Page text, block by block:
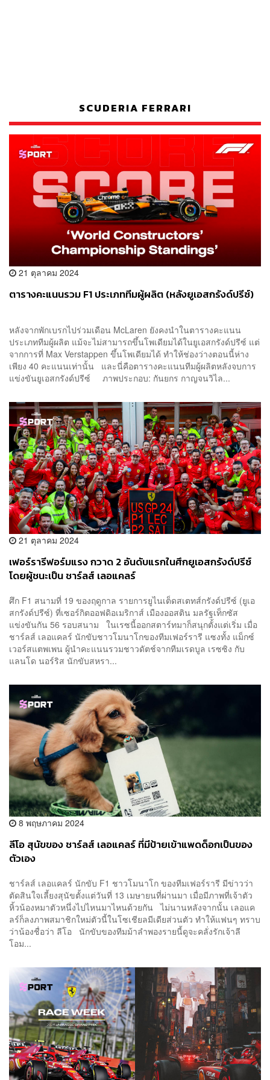
SCUDERIA FERRARI
21 ตุลาคม 2024
ตารางคะแนนรวม F1 ประเภททีมผู้ผลิต (หลังยูเอสกรังด์ปรีซ์)
หลังจากพักเบรกไปร่วมเดือน McLaren ยังคงนำในตารางคะแนน
ประเภททีมผู้ผลิต แม้จะไม่สามารถขึ้นโพเดียมได้ในยูเอสกรังด์ปรีซ์ แต่
จากการที่ Max Verstappen ขึ้นโพเดียมได้ ทำให้ช่องว่างตอนนี้ห่าง
เพียง 40 คะแนนเท่านั้น และนี่คือตารางคะแนนทีมผู้ผลิตหลังจบการ
แข่งขันยูเอสกรังด์ปรีซ์ ภาพประกอบ: กันยกร กาญจนวิไล...
21 ตุลาคม 2024
เฟอร์รารีฟอร์มแรง กวาด 2 อันดับแรกในศึกยูเอสกรังด์ปรีซ์
โดยผู้ชนะเป็น ชาร์ลส์ เลอแคลร์
ศึก F1 สนามที่ 19 ของฤดูกาล รายการยูไนเต็ดสเตทส์กรังด์ปรีซ์ (ยูเอ
สกรังด์ปรีซ์) ที่เซอร์กิตออฟดิอเมริกาส์ เมืองออสติน มลรัฐเท็กซัส
แข่งขันกัน 56 รอบสนาม ในเรซนี้ออกสตาร์ทมาก็สนุกตั้งแต่เริ่ม เมื่อ
ชาร์ลส์ เลอแคลร์ นักขับชาวโมนาโกของทีมเฟอร์รารี แซงทั้ง แม็กซ์
เวอร์สแตพเพน ผู้นำคะแนนรวมชาวดัตช์จากทีมเรดบูล เรซซิง กับ
แลนโด นอร์ริส นักขับสหรา...
8 พฤษภาคม 2024
ลีโอ สุนัขของ ชาร์ลส์ เลอแคลร์ ที่มีป้ายเข้าแพดด็อกเป็นของ
ตัวเอง
ชาร์ลส์ เลอแคลร์ นักขับ F1 ชาวโมนาโก ของทีมเฟอร์รารี มีข่าวว่า
ตัดสินใจเลี้ยงสุนัขตั้งแต่วันที่ 13 เมษายนที่ผ่านมา เมื่อมีภาพที่เจ้าตัว
หิ้วน้องหมาตัวหนึ่งไปไหนมาไหนด้วยกัน ไม่นานหลังจากนั้น เลอแค
ลร์ก็ลงภาพสมาชิกใหม่ตัวนี้ในโซเชียลมีเดียส่วนตัว ทำให้แฟนๆ ทราบ
ว่าน้องชื่อว่า ลีโอ นักขับของทีมม้าลำพองรายนี้ดูจะคลั่งรักเจ้าลี
โอม...